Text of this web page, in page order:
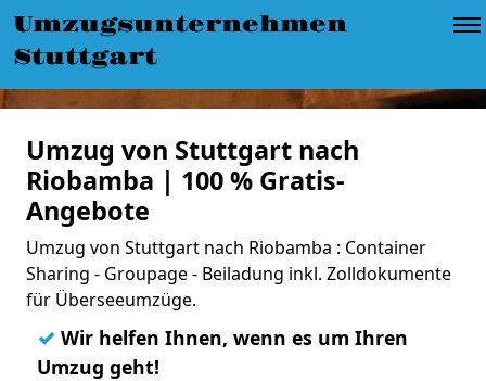
Umzugsunternehmen
Stuttgart
Umzug von Stuttgart nach
Riobamba | 100 % Gratis-
Angebote
Umzug von Stuttgart nach Riobamba : Container
Sharing - Groupage - Beiladung inkl. Zolldokumente
für Überseeumzüge.
✓ Wir helfen Ihnen, wenn es um Ihren
Umzug geht!